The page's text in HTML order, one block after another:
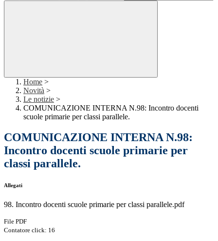
Home >
Novità >
Le notizie >
COMUNICAZIONE INTERNA N.98: Incontro docenti
scuole primarie per classi parallele.
COMUNICAZIONE INTERNA N.98:
Incontro docenti scuole primarie per
classi parallele.
Allegati
98. Incontro docenti scuole primarie per classi parallele.pdf
File PDF
Contatore click: 16